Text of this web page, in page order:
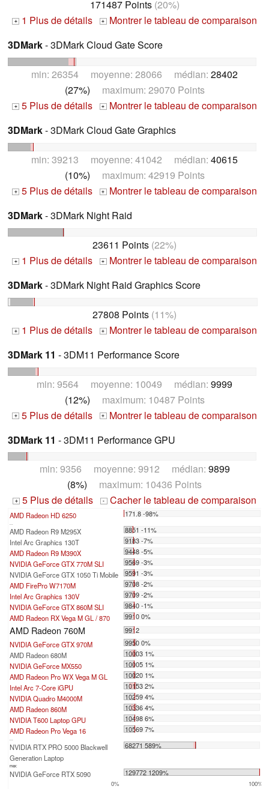
171487 Points(20%)
+ 1 Plus de détails + Montrer le tableau de comparaison
3DMark- 3DMark Cloud Gate Score
min: 26354 moyenne: 28066 médian: 28402
(27%) maximum: 29070 Points
+ 5 Plus de détails + Montrer le tableau de comparaison
3DMark- 3DMark Cloud Gate Graphics
min: 39213 moyenne: 41042 médian: 40615
(10%) maximum: 42919 Points
+ 5 Plus de détails + Montrer le tableau de comparaison
3DMark- 3DMark Night Raid
23611 Points (22%)
+ 1 Plus de détails + Montrer le tableau de comparaison
3DMark- 3DMark Night Raid Graphics Score
27808 Points (11%)
+ 1 Plus de détails + Montrer le tableau de comparaison
3DMark 11 - 3DM11 Performance Score
min: 9564 moyenne: 10049 médian: 9999
(12%) maximum: 10487 Points
+ 5 Plus de détails + Montrer le tableau de comparaison
3DMark 11 - 3DM11 Performance GPU
min: 9356 moyenne: 9912 médian: 9899
(8%) maximum: 10436 Points
+ 5 Plus de détails - Cacher le tableau de comparaison
AMD Radeon HD 6250 171.8 -98%
...
AMD Radeon R9 M295X
8851 -11%
Intel Arc Graphics 130T
9183 -7%
AMD Radeon R9 M390X
9448 -5%
NVIDIA GeForce GTX 770M SLI
9569 -3%
NVIDIA GeForce GTX 1050 Ti Mobile
9591 -3%
AMD FirePro W7170M
9708 -2%
Intel Arc Graphics 130V
9709 -2%
NVIDIA GeForce GTX 860M SLI
9840 -1%
AMD Radeon RX Vega M GL / 870
9910 0%
AMD Radeon 760M
9912
NVIDIA GeForce GTX 970M
9950 0%
AMD Radeon 680M
10003 1%
NVIDIA GeForce MX550
10005 1%
AMD Radeon Pro WX Vega M GL
10020 1%
Intel Arc 7-Core iGPU
10153 2%
NVIDIA Quadro M4000M
10259 4%
AMD Radeon 860M
10336 4%
NVIDIA T600 Laptop GPU
10498 6%
AMD Radeon Pro Vega 16
10569 7%
...
NVIDIA RTX PRO 5000 Blackwell
Generation Laptop
68271 589%
max:
NVIDIA GeForce RTX 5090 129772 1209%
0% 100%